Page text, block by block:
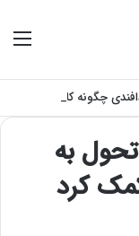
به
کرد